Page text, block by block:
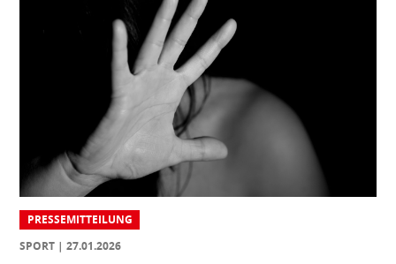
PRESSEMITTEILUNG
SPORT
27.01.2026